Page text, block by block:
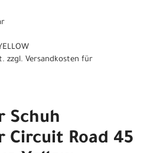
zzgl. Versandkosten für
Schuh
Circuit Road 45